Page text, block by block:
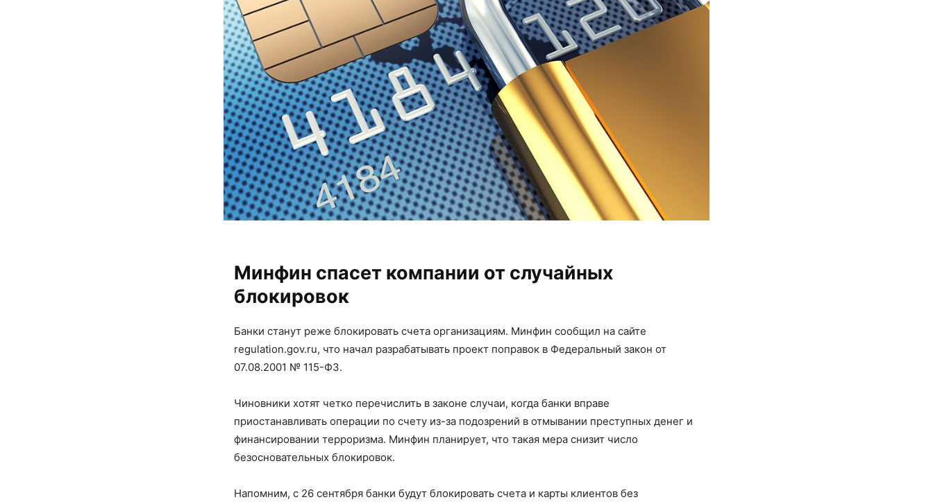
Минфин спасет компании от случайных
блокировок
Банки станут реже блокировать счета организациям. Минфин сообщил на сайте
regulation.gov.ru, что начал разрабатывать проект поправок в Федеральный закон от
07.08.2001 № 115-ФЗ.
Чиновники хотят четко перечислить в законе случаи, когда банки вправе
приостанавливать операции по счету из-за подозрений в отмывании преступных денег и
финансировании терроризма. Минфин планирует, что такая мера снизит число
безосновательных блокировок.
Напомним, с 26 сентября банки будут блокировать счета и карты клиентов без